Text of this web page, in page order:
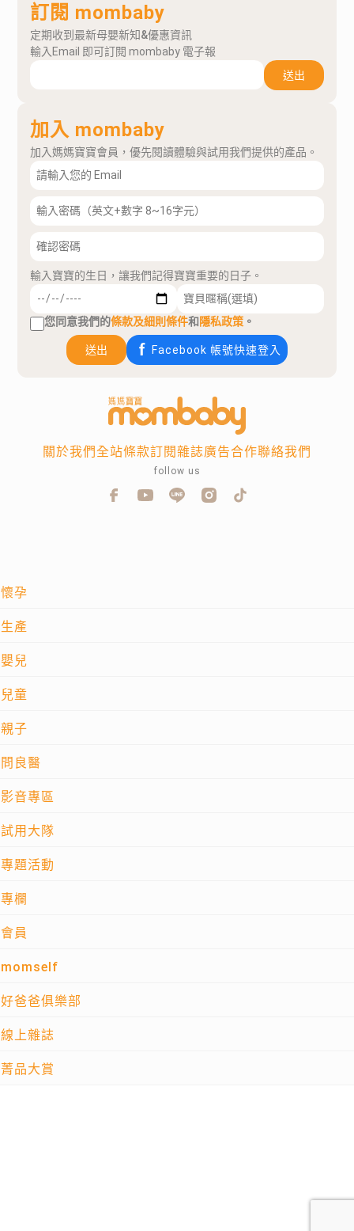
訂閱 mombaby
定期收到最新母嬰新知&優惠資訊
輸入Email 即可訂閱 mombaby 電子報
送出
加入 mombaby
加入媽媽寶寶會員，優先閱讀體驗與試用我們提供的產品。
輸入寶寶的生日，讓我們記得寶寶重要的日子。
您同意我們的條款及細則條件和隱私政策 。
送出 Facebook 帳號快速登入
懷孕
生產
嬰兒
兒童
親子
問良醫
影音專區
試用大隊
專題活動
專欄
會員
momself
好爸爸俱樂部
線上雜誌
菁品大賞
關於我們全站條款訂閱雜誌廣告合作聯絡我們
follow us